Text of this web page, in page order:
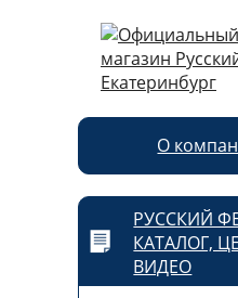
О
РУССКИЙ
КАТАЛОГ,
ВИДЕО